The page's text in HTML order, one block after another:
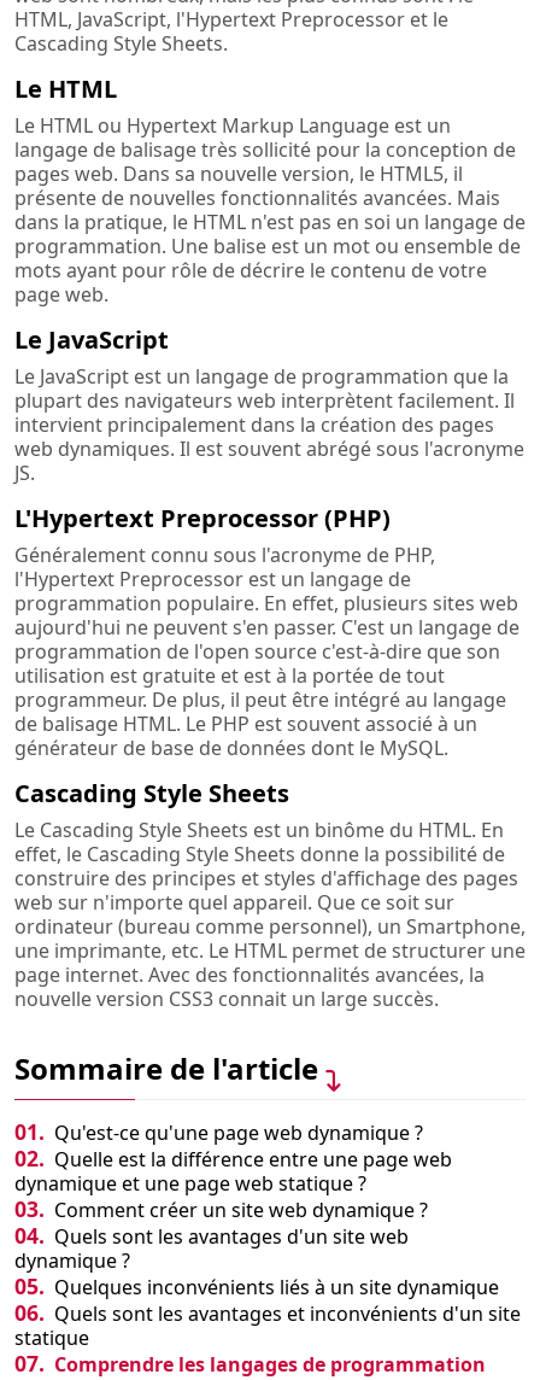
HTML, JavaScript, l'Hypertext Preprocessor et le
Cascading Style Sheets.
Le HTML
Le HTML ou Hypertext Markup Language est un
langage de balisage très sollicité pour la conception de
pages web. Dans sa nouvelle version, le HTML5, il
présente de nouvelles fonctionnalités avancées. Mais
dans la pratique, le HTML n'est pas en soi un langage de
programmation. Une balise est un mot ou ensemble de
mots ayant pour rôle de décrire le contenu de votre
page web.
Le JavaScript
Le JavaScript est un langage de programmation que la
plupart des navigateurs web interprètent facilement. Il
intervient principalement dans la création des pages
web dynamiques. Il est souvent abrégé sous l'acronyme
JS.
L'Hypertext Preprocessor (PHP)
Généralement connu sous l'acronyme de PHP,
l'Hypertext Preprocessor est un langage de
programmation populaire. En effet, plusieurs sites web
aujourd'hui ne peuvent s'en passer. C'est un langage de
programmation de l'open source c'est-à-dire que son
utilisation est gratuite et est à la portée de tout
programmeur. De plus, il peut être intégré au langage
de balisage HTML. Le PHP est souvent associé à un
générateur de base de données dont le MySQL.
Cascading Style Sheets
Le Cascading Style Sheets est un binôme du HTML. En
effet, le Cascading Style Sheets donne la possibilité de
construire des principes et styles d'affichage des pages
web sur n'importe quel appareil. Que ce soit sur
ordinateur (bureau comme personnel), un Smartphone,
une imprimante, etc. Le HTML permet de structurer une
page internet. Avec des fonctionnalités avancées, la
nouvelle version CSS3 connait un large succès.
Sommaire de l'article
01. Qu'est-ce qu'une page web dynamique ?
02. Quelle est la différence entre une page web
dynamique et une page web statique ?
03. Comment créer un site web dynamique ?
04. Quels sont les avantages d'un site web
dynamique ?
05. Quelques inconvénients liés à un site dynamique
06. Quels sont les avantages et inconvénients d'un site
statique
07. Comprendre les langages de programmation